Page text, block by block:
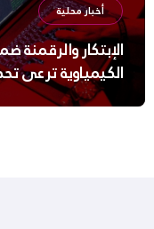
أخبار محلية
الإبتكار والرقمنة
الكيمياوية ترعى